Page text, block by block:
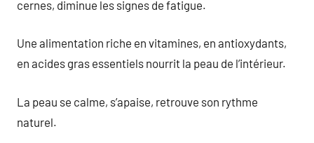
cernes, diminue les signes de fatigue.
Une alimentation riche en vitamines, en antioxydants,
en acides gras essentiels nourrit la peau de l’intérieur.
La peau se calme, s’apaise, retrouve son rythme
naturel.